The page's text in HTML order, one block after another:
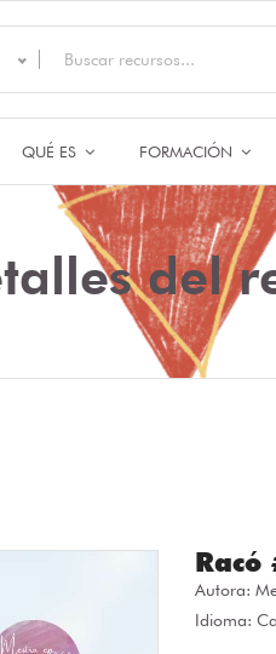
QUÉ ES FORMACIÓN
del
Autora:
Idioma: